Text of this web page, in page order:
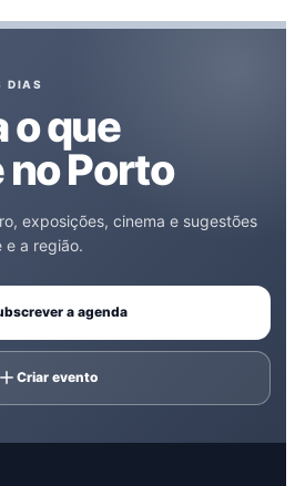
DIAS
o que
Porto
exposições, cinema e sugestões
e a região.
a agenda
Criar evento